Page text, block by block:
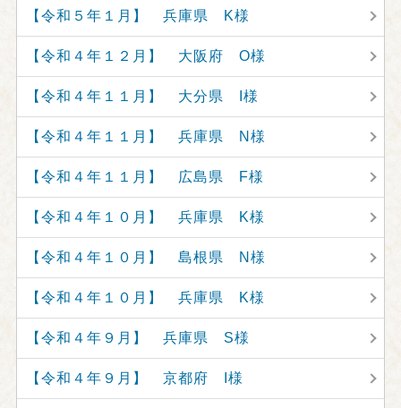
【令和５年１月】 兵庫県 K様
【令和４年１２月】 大阪府 O様
【令和４年１１月】 大分県 I様
【令和４年１１月】 兵庫県 N様
【令和４年１１月】 広島県 F様
【令和４年１０月】 兵庫県 K様
【令和４年１０月】 島根県 N様
【令和４年１０月】 兵庫県 K様
【令和４年９月】 兵庫県 S様
【令和４年９月】 京都府 I様